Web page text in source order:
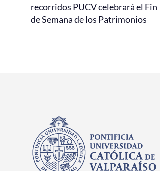
recorridos PUCV celebrará el Fin
de Semana de los Patrimonios